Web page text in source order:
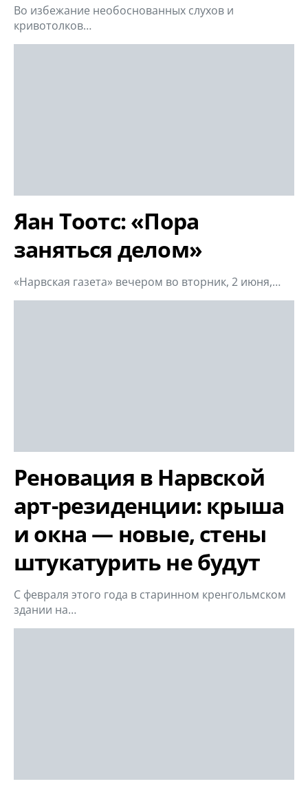
Во избежание необоснованных слухов и
кривотолков…
Яан Тоотс: «Пора
заняться делом»
«Нарвская газета» вечером во вторник, 2 июня,…
Реновация в Нарвской
арт-резиденции: крыша
и окна — новые, стены
штукатурить не будут
С февраля этого года в старинном кренгольмском
здании на…